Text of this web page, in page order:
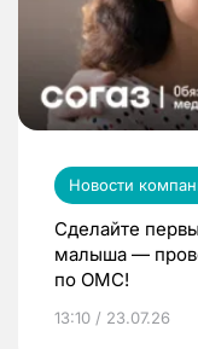
Новости
Сделайте
малыша —
по ОМС!
13:10 / 23.07.26